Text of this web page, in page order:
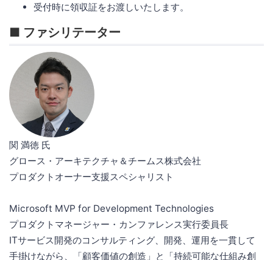
受付時に領収証をお渡しいたします。
■ ファシリテーター
関 満徳 氏
グロース・アーキテクチャ＆チームス株式会社
プロダクトオーナー支援スペシャリスト
Microsoft MVP for Development Technologies
プロダクトマネージャー・カンファレンス実行委員長
ITサービス開発のコンサルティング、開発、運用を一貫して
手掛けながら、「顧客価値の創造」と「持続可能な仕組み創